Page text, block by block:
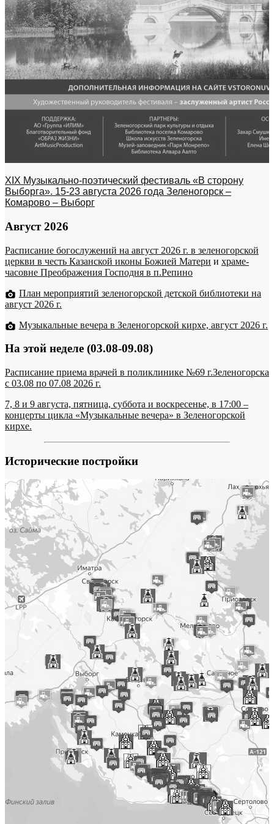
XIX Музыкально-поэтический фестиваль «В сторону
Выборга». 15-23 августа 2026 года Зеленогорск –
Комарово – Выборг
Август 2026
Расписание богослужений на август 2026 г. в зеленогорской
церкви в честь Казанской иконы Божией Матери и храме-
часовне Преображения Господня в п.Репино
План мероприятий зеленогорской детской библиотеки на
август 2026 г.
Музыкальные вечера в Зеленогорской кирхе, август 2026 г.
На этой неделе (03.08-09.08)
Расписание приема врачей в поликлинике №69 г.Зеленогорска
c 03.08 по 07.08 2026 г.
7, 8 и 9 августа, пятница, суббота и воскресенье, в 17:00 –
концерты цикла «Музыкальные вечера» в Зеленогорской
кирхе.
Исторические постройки